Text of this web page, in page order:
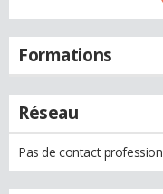
Formations
Réseau
Pas de contact